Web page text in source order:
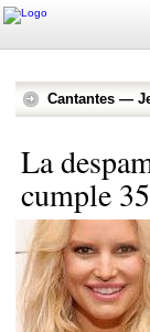
Cantantes —
La
cumple